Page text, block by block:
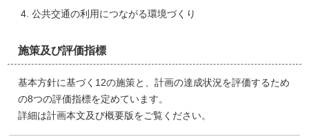
公共交通の利用につながる環境づくり
施策及び評価指標
基本方針に基づく12の施策と、計画の達成状況を評価するため
の8つの評価指標を定めています。
詳細は計画本文及び概要版をご覧ください。